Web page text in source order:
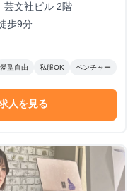
芸文社ビル 2階
歩9分
髪型自由 私服OK ベンチャー
人を見る